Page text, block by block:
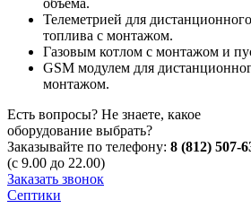
объема.
Телеметрией для
топлива с монтажом.
Газовым котлом с монтажом и
GSM модулем для
монтажом.
Есть вопросы? Не знаете, какое
оборудование выбрать?
Заказывайте по телефону: 8 (812) 507-
(с 9.00 до 22.00)
Заказать звонок
Септики